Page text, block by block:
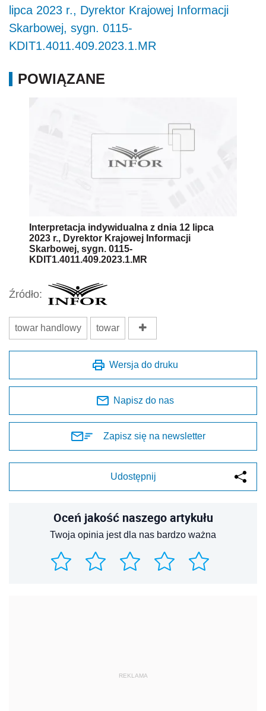
lipca 2023 r., Dyrektor Krajowej Informacji
Skarbowej, sygn. 0115-
KDIT1.4011.409.2023.1.MR
POWIĄZANE
Interpretacja indywidualna z dnia 12 lipca
2023 r., Dyrektor Krajowej Informacji
Skarbowej, sygn. 0115-
KDIT1.4011.409.2023.1.MR
Źródło:
towar handlowy towar
Wersja do druku
Napisz do nas
Zapisz się na newsletter
Udostępnij
Oceń jakość naszego artykułu
Twoja opinia jest dla nas bardzo ważna
REKLAMA